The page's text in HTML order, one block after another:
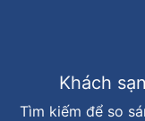
Khách
Tìm kiếm để so